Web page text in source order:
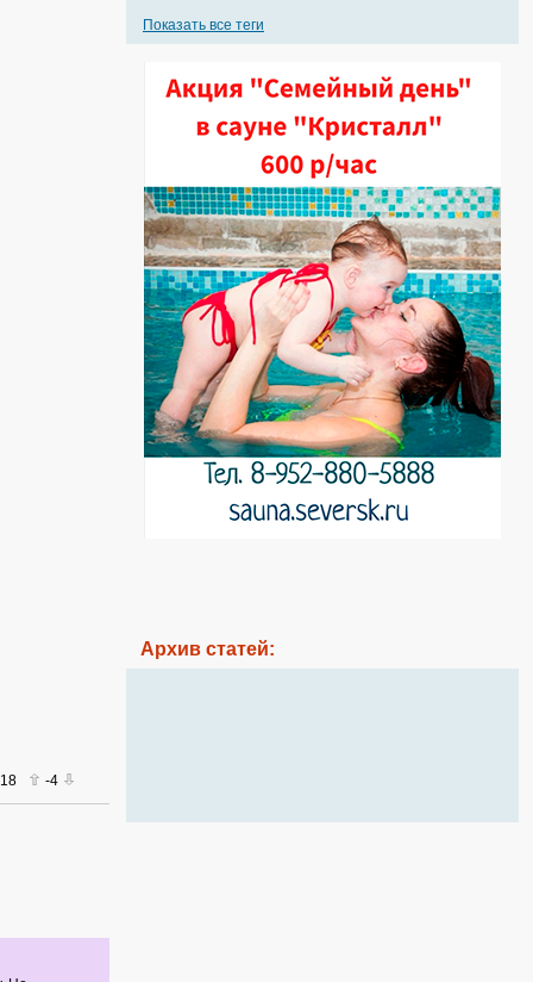
-4
Показать все теги
Архив статей: